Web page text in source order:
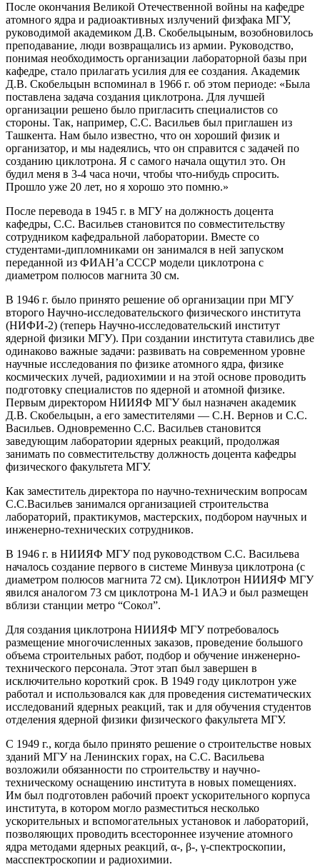
После окончания Великой Отечественной войны на кафедре
атомного ядра и радиоактивных излучений физфака МГУ,
руководимой академиком Д.В. Скобельцыным, возобновилось
преподавание, люди возвращались из армии. Руководство,
понимая необходимость организации лабораторной базы при
кафедре, стало прилагать усилия для ее создания. Академик
Д.В. Скобельцын вспоминал в 1966 г. об этом периоде: «Была
поставлена задача создания циклотрона. Для лучшей
организации решено было пригласить специалистов со
стороны. Так, например, С.С. Васильев был приглашен из
Ташкента. Нам было известно, что он хороший физик и
организатор, и мы надеялись, что он справится с задачей по
созданию циклотрона. Я с самого начала ощутил это. Он
будил меня в 3-4 часа ночи, чтобы что-нибудь спросить.
Прошло уже 20 лет, но я хорошо это помню.»
После перевода в 1945 г. в МГУ на должность доцента
кафедры, С.С. Васильев становится по совместительству
сотрудником кафедральной лаборатории. Вместе со
студентами-дипломниками он занимался в ней запуском
переданной из ФИАН’а СССР модели циклотрона с
диаметром полюсов магнита 30 см.
В 1946 г. было принято решение об организации при МГУ
второго Научно-исследовательского физического института
(НИФИ-2) (теперь Научно-исследовательский институт
ядерной физики МГУ). При создании института ставились две
одинаково важные задачи: развивать на современном уровне
научные исследования по физике атомного ядра, физике
космических лучей, радиохимии и на этой основе проводить
подготовку специалистов по ядерной и атомной физике.
Первым директором НИИЯФ МГУ был назначен академик
Д.В. Скобельцын, а его заместителями — С.Н. Вернов и С.С.
Васильев. Одновременно С.С. Васильев становится
заведующим лаборатории ядерных реакций, продолжая
занимать по совместительству должность доцента кафедры
физического факультета МГУ.
Как заместитель директора по научно-техническим вопросам
С.С.Васильев занимался организацией строительства
лабораторий, практикумов, мастерских, подбором научных и
инженерно-технических сотрудников.
В 1946 г. в НИИЯФ МГУ под руководством С.С. Васильева
началось создание первого в системе Минвуза циклотрона (с
диаметром полюсов магнита 72 см). Циклотрон НИИЯФ МГУ
явился аналогом 73 см циклотрона М-1 ИАЭ и был размещен
вблизи станции метро “Сокол”.
Для создания циклотрона НИИЯФ МГУ потребовалось
размещение многочисленных заказов, проведение большого
объема строительных работ, подбор и обучение инженерно-
технического персонала. Этот этап был завершен в
исключительно короткий срок. В 1949 году циклотрон уже
работал и использовался как для проведения систематических
исследований ядерных реакций, так и для обучения студентов
отделения ядерной физики физического факультета МГУ.
С 1949 г., когда было принято решение о строительстве новых
зданий МГУ на Ленинских горах, на С.С. Васильева
возложили обязанности по строительству и научно-
техническому оснащению института в новых помещениях.
Им был подготовлен рабочий проект ускорительного корпуса
института, в котором могло разместиться несколько
ускорительных и вспомогательных установок и лабораторий,
позволяющих проводить всестороннее изучение атомного
ядра методами ядерных реакций, α-, β-, γ-спектроскопии,
масспектроскопии и радиохимии.